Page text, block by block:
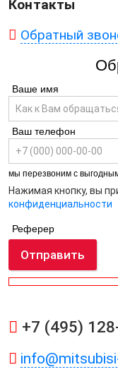
Контакты
Обратный
Ваше имя
Ваш телефон
мы перезвоним с
Нажимая кнопку, вы
конфиденциальности
Реферер
Отправить
+7 (495)